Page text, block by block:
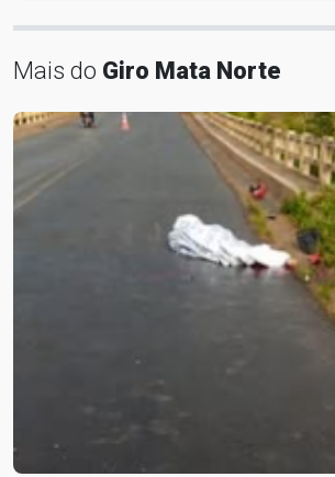
Mais do Giro Mata Norte